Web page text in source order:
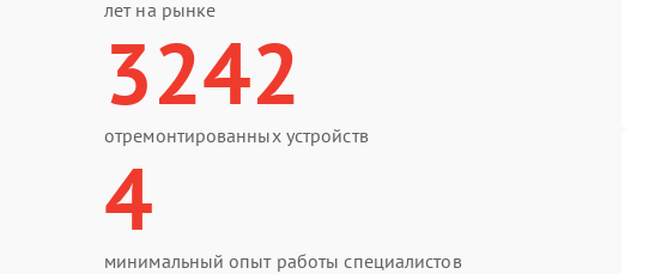
лет на рынке
3242
отремонтированных устройств
4
минимальный опыт работы специалистов